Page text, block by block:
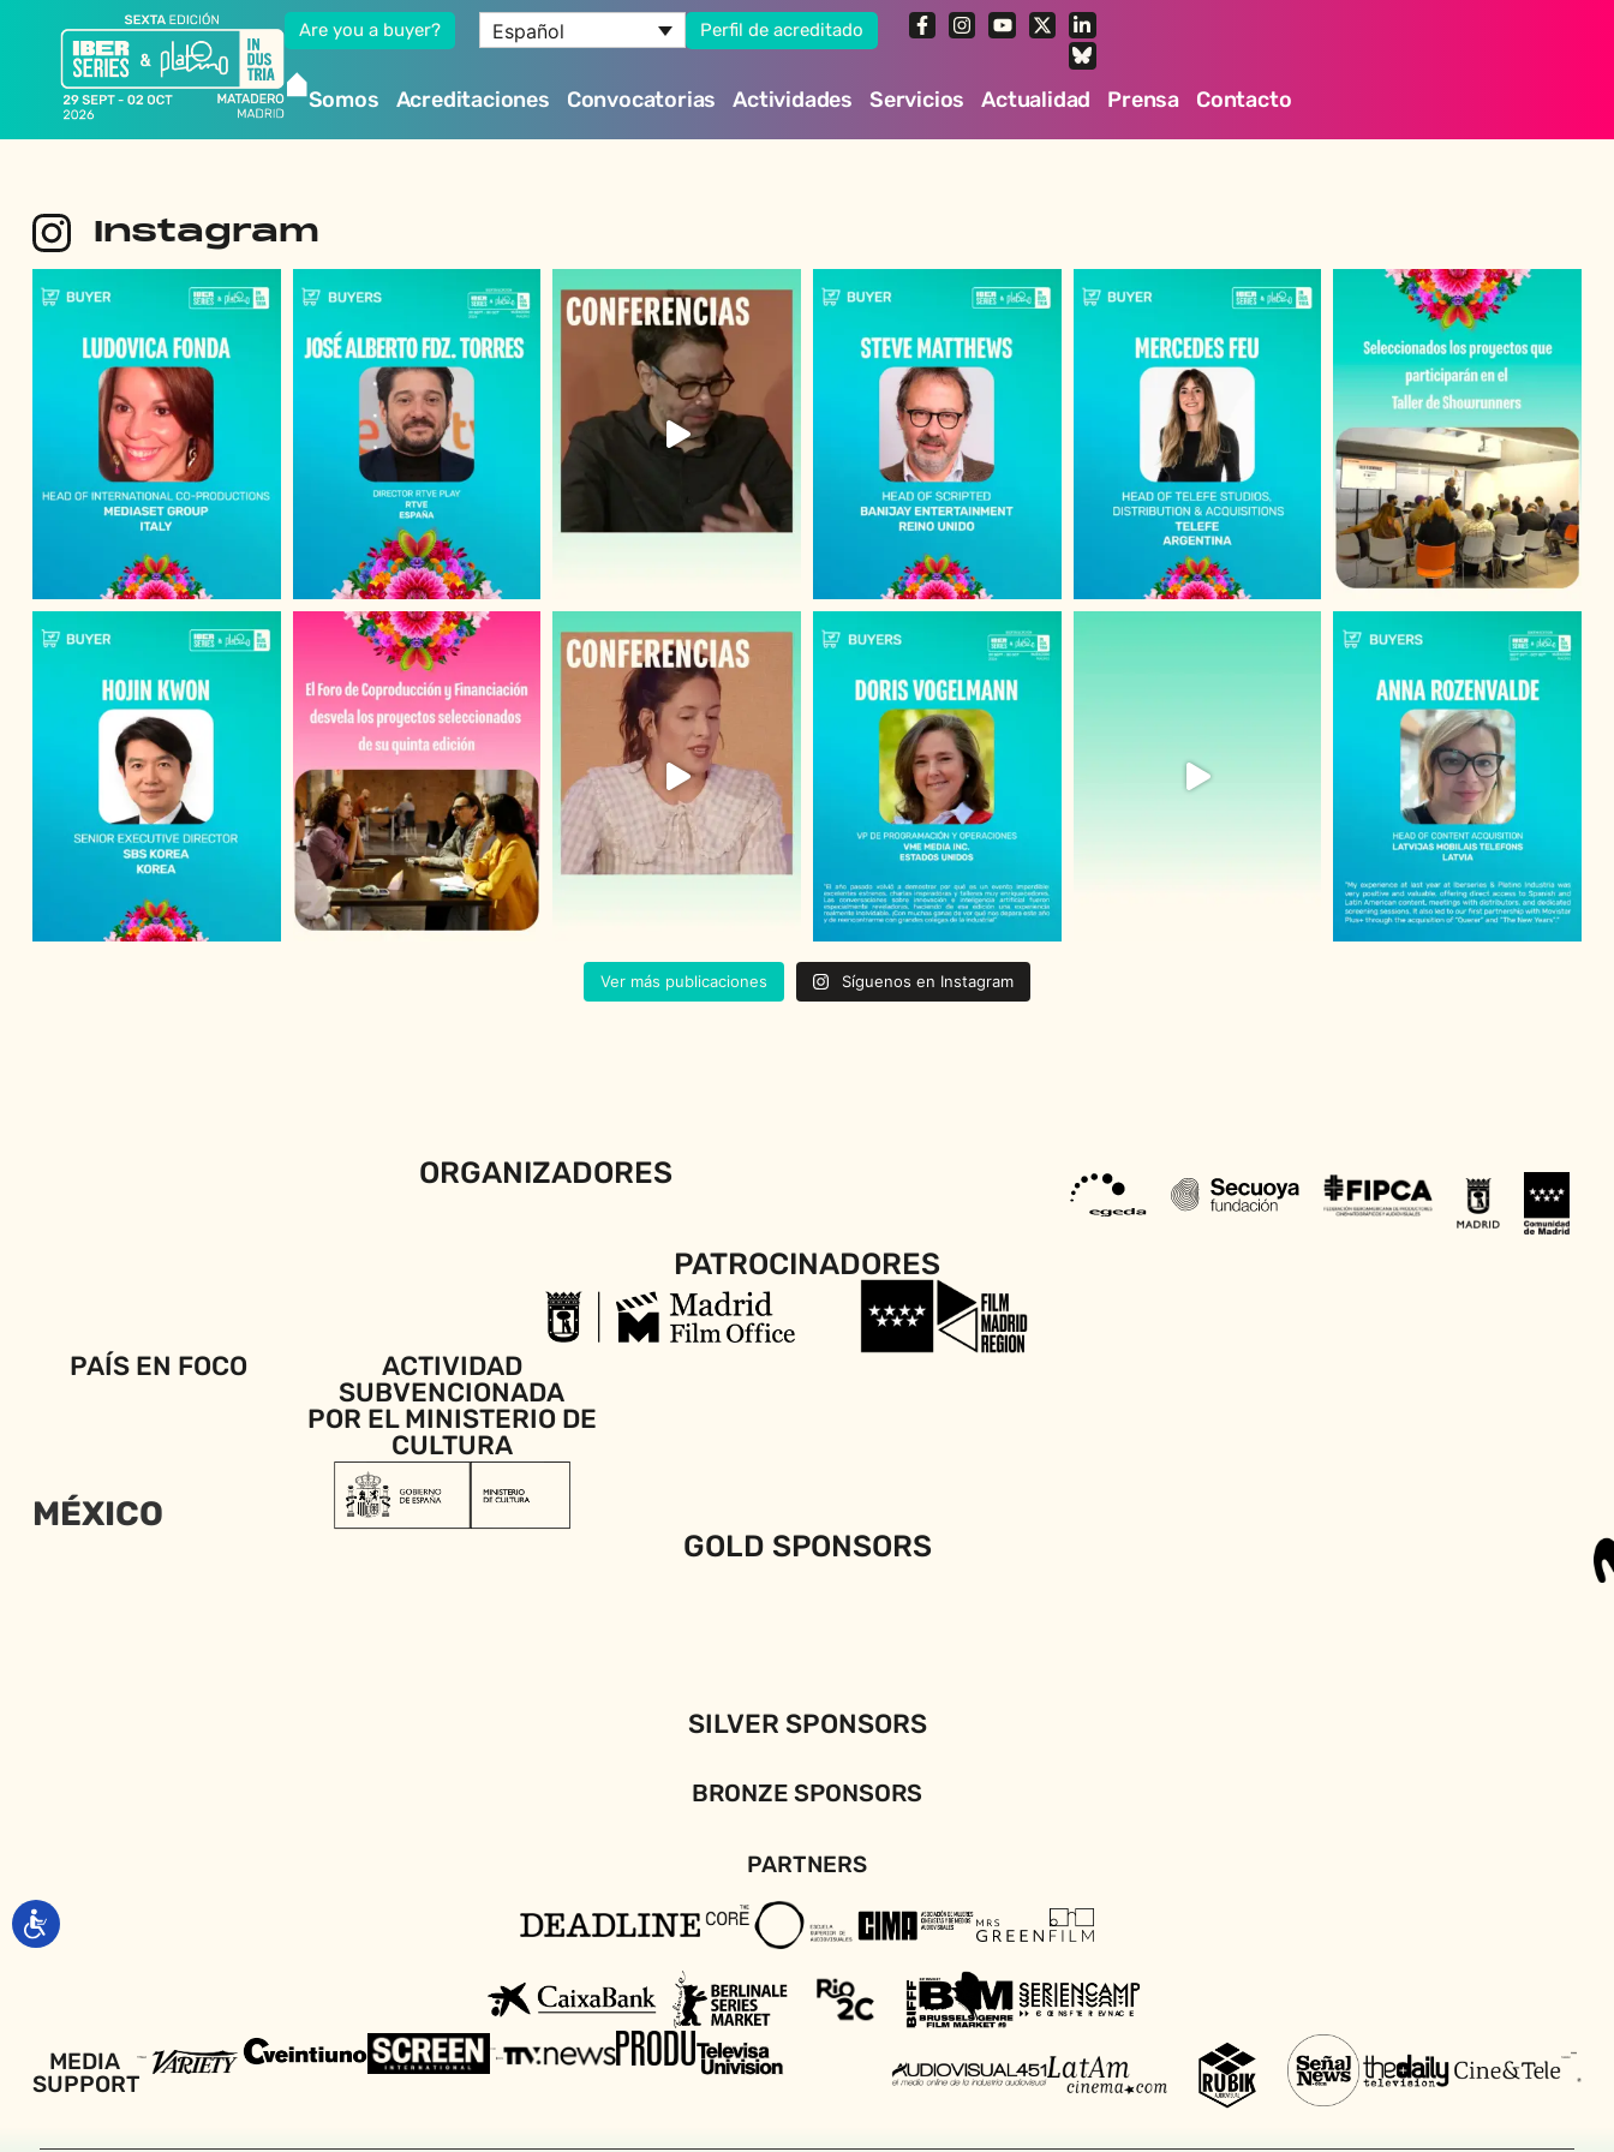
Are you a buyer? Español Perfil de acreditado
Somos Acreditaciones Convocatorias Actividades Servicios Actualidad Prensa Contacto
Instagram
Ver más publicaciones Síguenos en Instagram
ORGANIZADORES
PATROCINADORES
PAÍS EN FOCO
MÉXICO
ACTIVIDAD
SUBVENCIONADA
POR EL MINISTERIO DE
CULTURA
GOLD SPONSORS
SILVER SPONSORS
BRONZE SPONSORS
PARTNERS
MEDIA
SUPPORT